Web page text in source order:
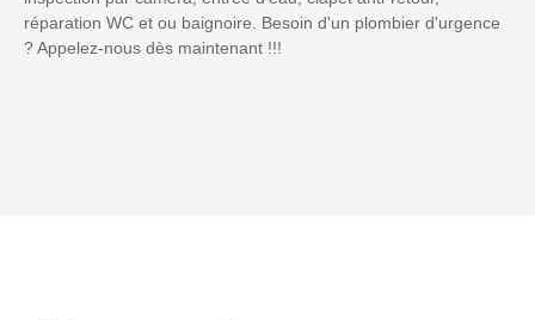
réparation WC et ou baignoire. Besoin d'un plombier d'urgence
? Appelez-nous dès maintenant !!!